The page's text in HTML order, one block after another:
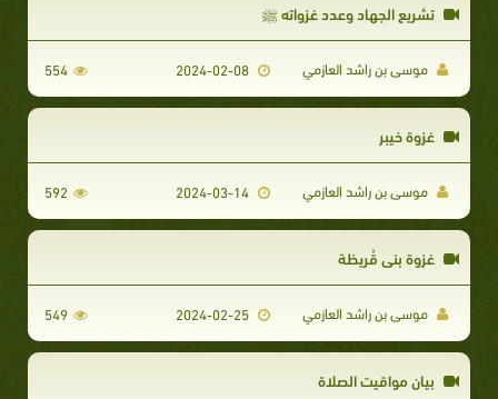
تشريع الجهاد وعدد غزواته ﷺ
موسى بن راشد العازمي 2024-02-08
554
غزوة خيبر
موسى بن راشد العازمي 2024-03-14
592
غزوة بني قُريظة
موسى بن راشد العازمي 2024-02-25
549
بيان مواقيت الصلاة